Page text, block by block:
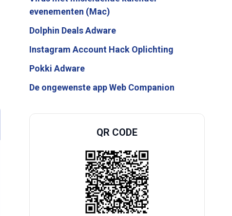
evenementen (Mac)
Dolphin Deals Adware
Instagram Account Hack Oplichting
Pokki Adware
De ongewenste app Web Companion
QR CODE